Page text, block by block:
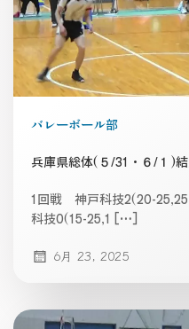
バレーボール部
兵庫県総体(５/31・６/１)
1回戦 神戸科技2(20-
科技0(15-25,1 […]
6月 23, 2025